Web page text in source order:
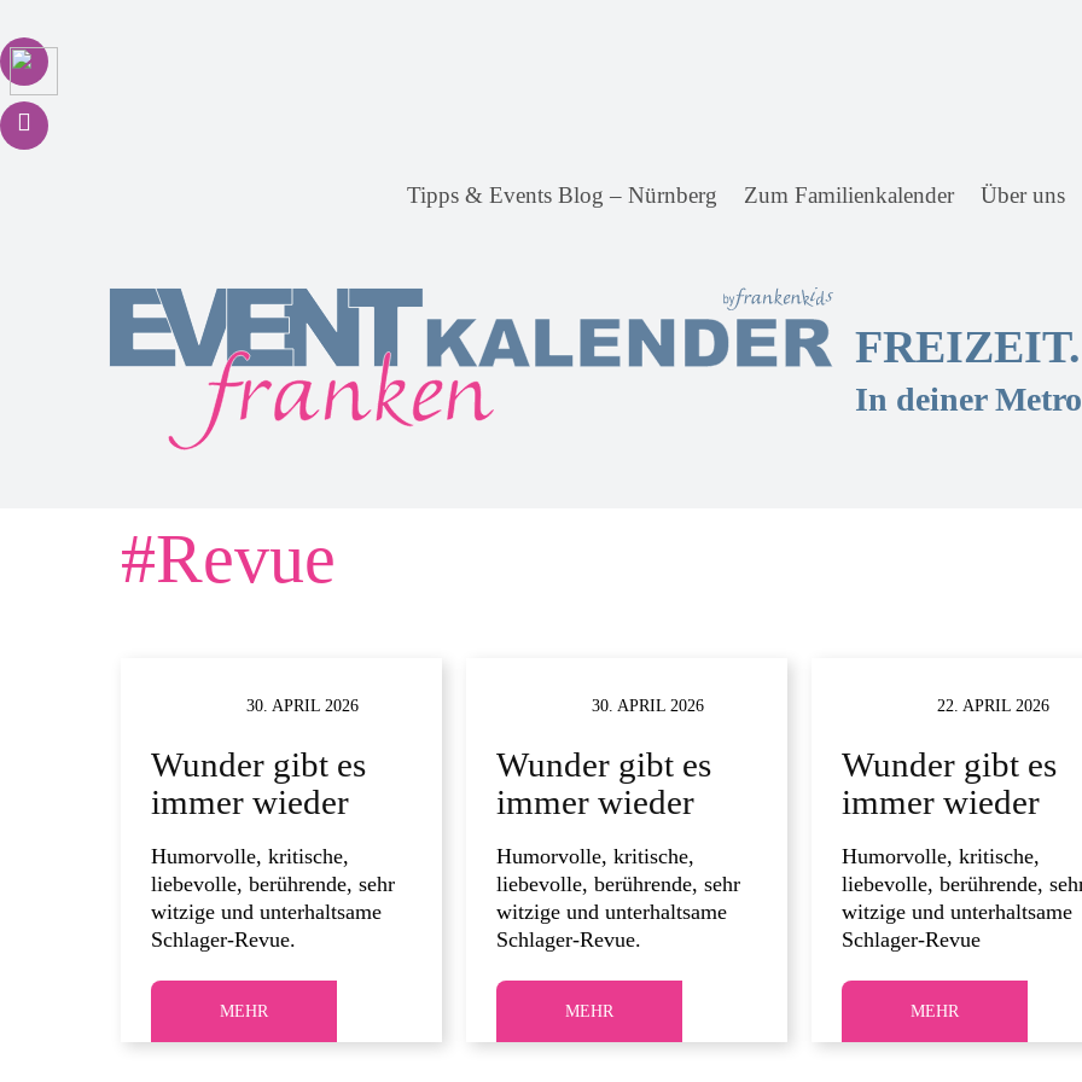
Tipps & Events Blog – Nürnberg Zum Familienkalender Über uns
In deiner
#Revue
30. APRIL 2026
Wunder gibt es
immer wieder
Humorvolle, kritische,
liebevolle, berührende, sehr
witzige und unterhaltsame
Schlager-Revue.
MEHR
30. APRIL 2026
Wunder gibt es
immer wieder
Humorvolle, kritische,
liebevolle, berührende, sehr
witzige und unterhaltsame
Schlager-Revue.
MEHR
22. APRIL 2026
Wunder gibt es
immer wieder
Humorvolle, kritische,
liebevolle, berührende,
witzige und unterhaltsame
Schlager-Revue
MEHR